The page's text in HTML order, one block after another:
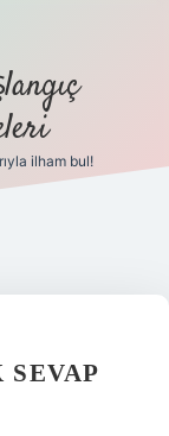
ilham bul!